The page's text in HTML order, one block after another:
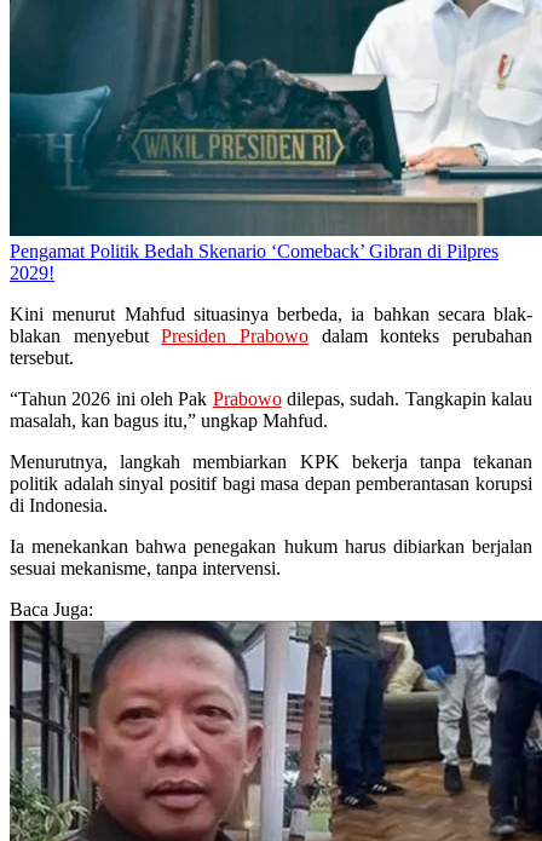
Pengamat Politik Bedah Skenario ‘Comeback’ Gibran di Pilpres
2029!
Kini menurut Mahfud situasinya berbeda, ia bahkan secara blak-
blakan menyebutPresiden Prabowo dalam konteks perubahan
tersebut.
“Tahun 2026 ini oleh Pak Prabowodilepas, sudah. Tangkapin kalau
masalah, kan bagus itu,” ungkap Mahfud.
Menurutnya, langkah membiarkan KPK bekerja tanpa tekanan
politik adalah sinyal positif bagi masa depan pemberantasan korupsi
di Indonesia.
Ia menekankan bahwa penegakan hukum harus dibiarkan berjalan
sesuai mekanisme, tanpa intervensi.
Baca Juga: